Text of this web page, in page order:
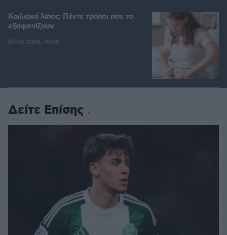
Κοιλιακό λίπος: Πέντε τρόποι που το
εξαφανίζουν
07.08.2026, 09:01
Δείτε Επίσης